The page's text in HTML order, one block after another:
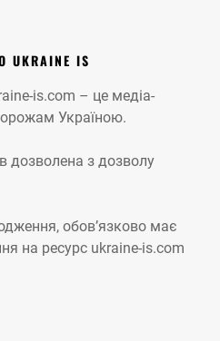
UKRAINE IS
is.com – це медіа-
Україною.
дозволена з дозволу
обов’язково має
на ресурс ukraine-is.com